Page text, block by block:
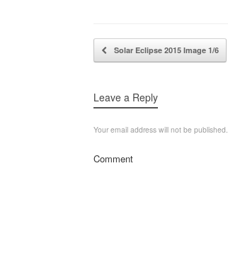
Post navigation
Solar Eclipse 2015 Image 1/6
Leave a Reply
Your email address will not be published.
Comment